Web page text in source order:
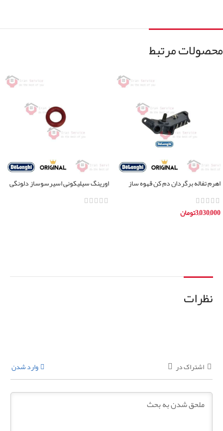
محصولات مرتبط
اهرم تفاله برگردان دم کن قهوه ساز
دلونگی
3,030,000تومان
اورینگ سیلیکونی اسپرسوساز دلونگی
تمامی مدل ها
نظرات
اشتراک در وارد شدن